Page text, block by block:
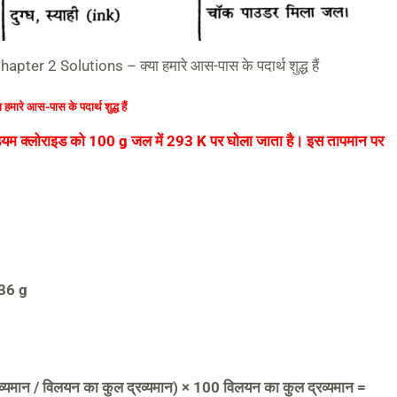
2 Solutions – क्या हमारे आस-पास के पदार्थ शुद्ध हैं
आस-पास के पदार्थ शुद्ध हैं
क्लोराइड को 100 g जल में 293 K पर घोला जाता है। इस तापमान पर
g
/ विलयन का कुल द्रव्यमान) × 100 विलयन का कुल द्रव्यमान =